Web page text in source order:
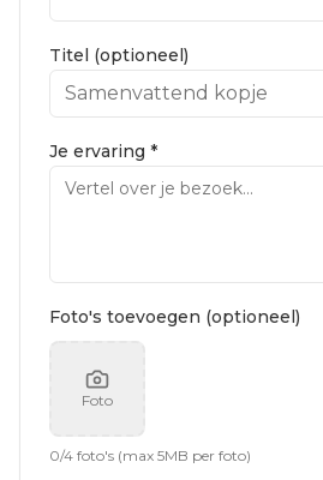
Titel (optioneel)
Je ervaring *
Foto's toevoegen (optioneel)
Foto
0/4 foto's (max 5MB per foto)